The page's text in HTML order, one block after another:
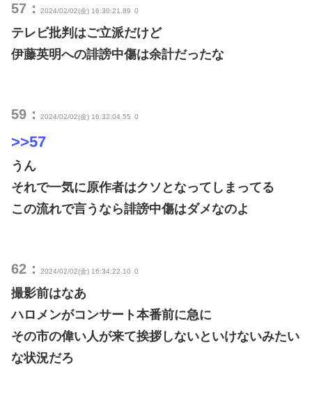
57： 2024/02/02(金) 16:30:21.89 0
テレビ批判はご立派だけど
伊藤英明への誹謗中傷は余計だったな
59： 2024/02/02(金) 16:32:04.55 0
>>57
うん
それで一気に原作者はクソとなってしまってる
この流れで言うなら誹謗中傷はダメなのよ
62： 2024/02/02(金) 16:34:22.10 0
撮影前はなあ
ハロメンがコンサート本番前に急に
その市の偉い人が来て挨拶しないといけないみたい
な状況だろ